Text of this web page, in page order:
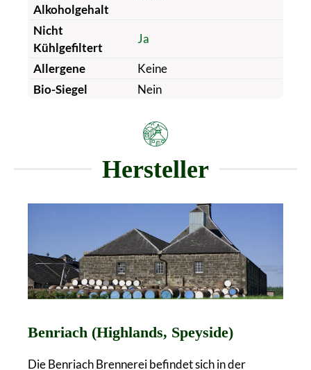
Alkoholgehalt
Nicht
Kühlgefiltert
Ja
Allergene
Keine
Bio-Siegel
Nein
Hersteller
Benriach (Highlands, Speyside)
Die Benriach Brennerei befindet sich in der